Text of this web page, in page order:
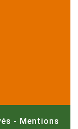
- Mentions